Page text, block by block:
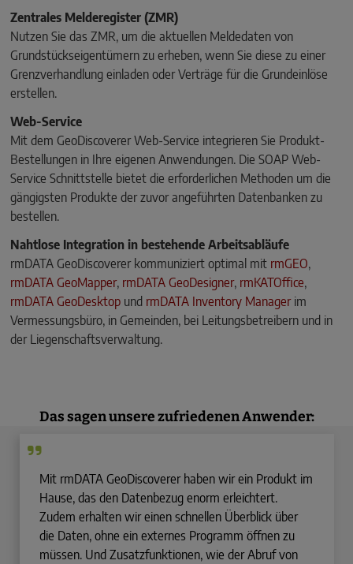
Zentrales Melderegister (ZMR)
Nutzen Sie das ZMR, um die aktuellen Meldedaten von
Grundstückseigentümern zu erheben, wenn Sie diese zu einer
Grenzverhandlung einladen oder Verträge für die Grundeinlöse
erstellen.
Web-Service
Mit dem GeoDiscoverer Web-Service integrieren Sie Produkt-
Bestellungen in Ihre eigenen Anwendungen. Die SOAP Web-
Service Schnittstelle bietet die erforderlichen Methoden um die
gängigsten Produkte der zuvor angeführten Datenbanken zu
bestellen.
Nahtlose Integration in bestehende Arbeitsabläufe
rmDATA GeoDiscoverer kommuniziert optimal mit rmGEO,
rmDATA GeoMapper, rmDATA GeoDesigner, rmKATOffice,
rmDATA GeoDesktop und rmDATA Inventory Managerim
Vermessungsbüro, in Gemeinden, bei Leitungsbetreibern und in
der Liegenschaftsverwaltung.
Das sagen unsere zufriedenen Anwender:
Mit rmDATA GeoDiscoverer haben wir ein Produkt im
Hause, das den Datenbezug enorm erleichtert.
Zudem erhalten wir einen schnellen Überblick über
die Daten, ohne ein externes Programm öffnen zu
müssen. Und Zusatzfunktionen, wie der Abruf von